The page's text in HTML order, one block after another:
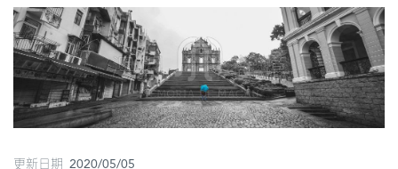
熱
門
搜
古
圖
更新日期 2020/05/05